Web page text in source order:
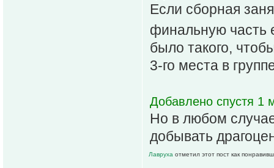
Если сборная
финальную часть
было такого,
3-го места в
Добавлено спустя 1
Но в любом
добывать
Лавруха отметил этот пост как